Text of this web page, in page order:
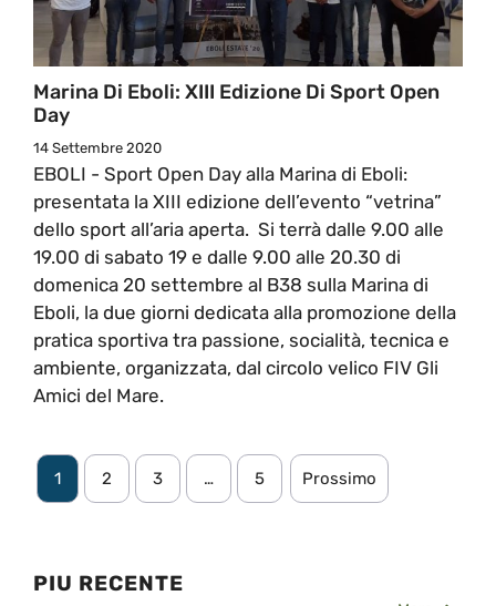
Marina Di Eboli: XIII Edizione Di Sport Open
Day
14 Settembre 2020
EBOLI - Sport Open Day alla Marina di Eboli:
presentata la XIII edizione dell’evento “vetrina”
dello sport all’aria aperta. Si terrà dalle 9.00 alle
19.00 di sabato 19 e dalle 9.00 alle 20.30 di
domenica 20 settembre al B38 sulla Marina di
Eboli, la due giorni dedicata alla promozione della
pratica sportiva tra passione, socialità, tecnica e
ambiente, organizzata, dal circolo velico FIV Gli
Amici del Mare.
1 2 3 … 5 Prossimo
PIU RECENTE